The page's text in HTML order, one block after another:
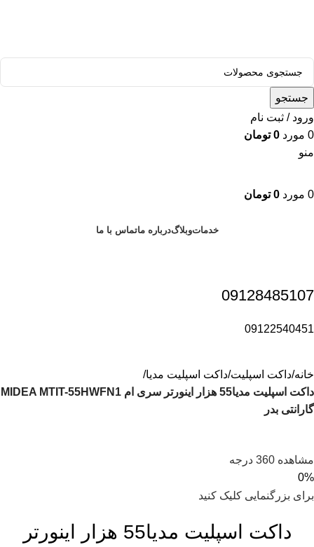
جستجو
ورود / ثبت نام
0 مورد 0 تومان
منو
0 مورد 0 تومان
خدماتوبلاگدرباره ماتماس با ما
09128485107
09122540451
خانه داکت اسپلیت داکت اسپلیت مدیا
داکت اسپلیت مدیا55 هزار اینورتر سری ام MIDEA MTIT-55HWFN1
گارانتی بدر
مشاهده 360 درجه
0%
برای بزرگنمایی کلیک کنید
داکت اسپلیت مدیا55 هزار اینورتر